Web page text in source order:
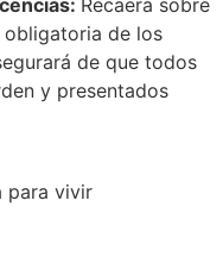
Recaerá sobre
de los
de que todos
y presentados